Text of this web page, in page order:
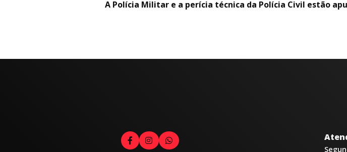
A Polícia Militar e a perícia técnica da Polícia Civil estão